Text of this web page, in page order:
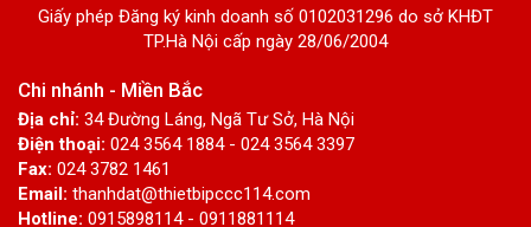
Giấy phép Đăng ký kinh doanh số 0102031296 do sở KHĐT
TP.Hà Nội cấp ngày 28/06/2004
Chi nhánh - Miền Bắc
Địa chỉ: 34 Đường Láng, Ngã Tư Sở, Hà Nội
Điện thoại: 024 3564 1884 - 024 3564 3397
Fax: 024 3782 1461
Email: thanhdat@thietbipccc114.com
Hotline: 0915898114 - 0911881114